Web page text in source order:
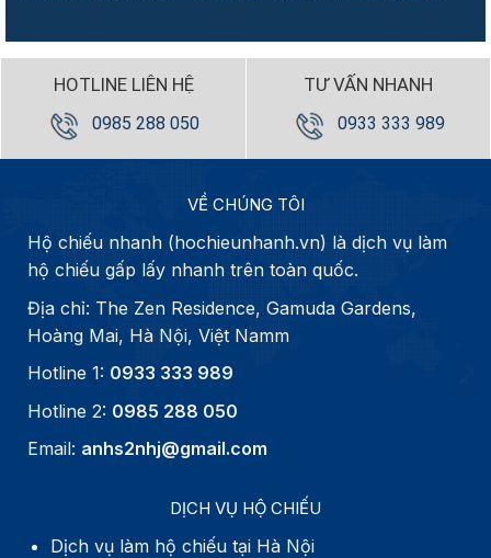
HOTLINE LIÊN HỆ
0985 288 050
TƯ VẤN NHANH
0933 333 989
VỀ CHÚNG TÔI
Hộ chiếu nhanh (hochieunhanh.vn) là dịch vụ làm
hộ chiếu gấp lấy nhanh trên toàn quốc.
Địa chỉ: The Zen Residence, Gamuda Gardens,
Hoàng Mai, Hà Nội, Việt Namm
Hotline 1: 0933 333 989
Hotline 2: 0985 288 050
Email: anhs2nhj@gmail.com
DỊCH VỤ HỘ CHIẾU
Dịch vụ làm hộ chiếu tại Hà Nội